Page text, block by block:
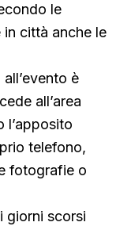
le
città anche le
è
all’area
l’apposito
telefono,
fotografie o
giorni scorsi